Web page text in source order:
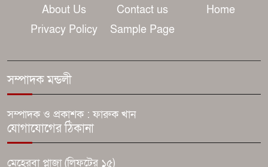
মাদেইরায় জোর গুঞ্জন
জ্বালানি-বিদ্যুৎ খাত অস্থিতিশীল করতে
চাঁপাইনবাবগঞ্জে জনস্বাস্থ্য প্রকৌশল
About Us Contact us
Home
Privacy Policy
Sample Page
সম্পাদক মন্ডলী
সম্পাদক ও প্রকাশক : ফারুক খান
যোগাযোগের ঠিকানা
মেহেরবা প্লাজা (লিফটের ১৫)